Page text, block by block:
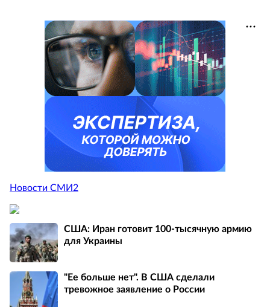
Новости СМИ2
США: Иран готовит 100-тысячную армию
для Украины
"Ее больше нет". В США сделали
тревожное заявление о России